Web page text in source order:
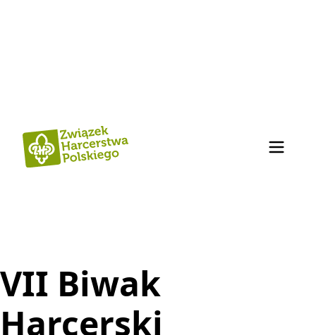
VII Biwak
Harcerski